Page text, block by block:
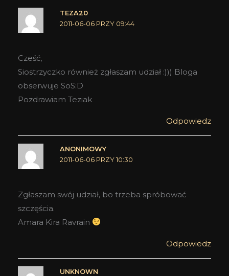
TEZA20
2011-06-06 PRZY 09:44
Cześć,
Siostrzyczko również zgłaszam udział :))) Bloga
obserwuje SoS:D
Pozdrawiam Teziak
Odpowiedz
ANONIMOWY
2011-06-06 PRZY 10:30
Zgłaszam swój udział, bo trzeba spróbować
szczęścia.
Amara Kira Ravrain
Odpowiedz
UNKNOWN